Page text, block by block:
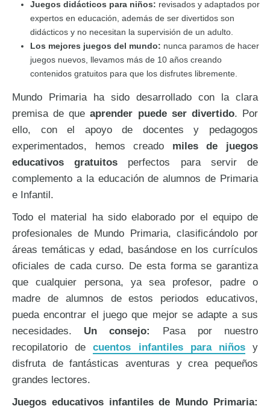
Juegos didácticos para niños: revisados y adaptados por
expertos en educación, además de ser divertidos son
didácticos y no necesitan la supervisión de un adulto.
Los mejores juegos del mundo: nunca paramos de hacer
juegos nuevos, llevamos más de 10 años creando
contenidos gratuitos para que los disfrutes libremente.
Mundo Primaria ha sido desarrollado con la clara
premisa de queaprender puede ser divertido. Por
ello, con el apoyo de docentes y pedagogos
experimentados, hemos creado miles de juegos
educativos gratuitos perfectos para servir de
complemento a la educación de alumnos de Primaria
e Infantil.
Todo el material ha sido elaborado por el equipo de
profesionales de Mundo Primaria, clasificándolo por
áreas temáticas y edad, basándose en los currículos
oficiales de cada curso. De esta forma se garantiza
que cualquier persona, ya sea profesor, padre o
madre de alumnos de estos periodos educativos,
pueda encontrar el juego que mejor se adapte a sus
necesidades. Un consejo: Pasa por nuestro
recopilatorio decuentos infantiles para niñosy
disfruta de fantásticas aventuras y crea pequeños
grandes lectores.
Juegos educativos infantiles de Mundo Primaria: